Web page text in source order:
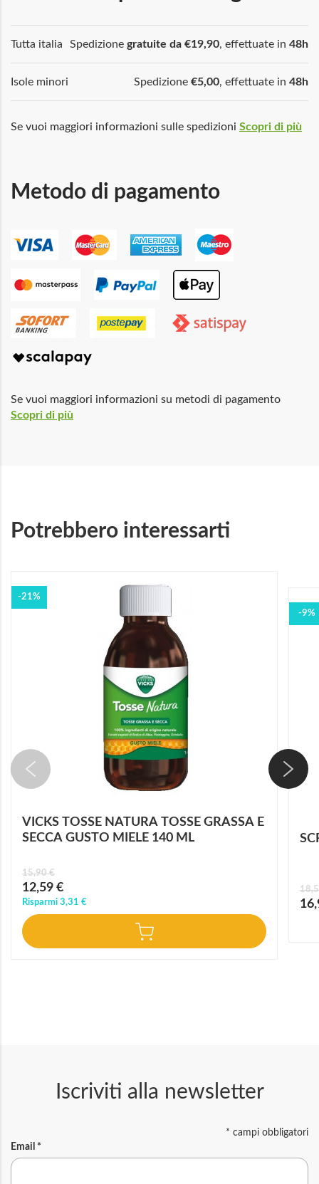
Tutta italia Spedizione gratuite da €19,90, effettuate in 48h
Isole minori Spedizione €5,00, effettuate in 48h
Se vuoi maggiori informazioni sulle spedizioni Scopri di più
Metodo di pagamento
Se vuoi maggiori informazioni su metodi di pagamento
Scopri di più
Potrebbero interessarti
-21%
VICKS TOSSE NATURA TOSSE GRASSA E
SECCA GUSTO MIELE 140 ML
Prezzo
speciale
12,59 €
15,90 €
Risparmi 3,31 €
-9%
Iscriviti alla newsletter
* campi obbligatori
Email *